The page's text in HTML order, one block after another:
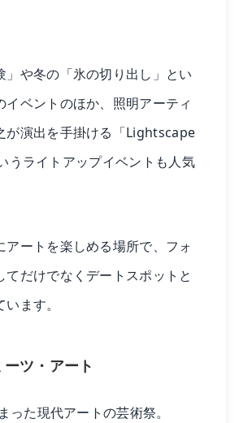
」や冬の「氷の切り出し」とい
イベントのほか、照明アーティ
が演出を手掛ける「Lightscape
うライトアップイベントも人気
アートを楽しめる場所で、フォ
てだけでなくデートスポットと
ます。
ツ・アート
った現代アートの芸術祭。